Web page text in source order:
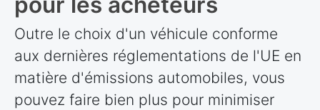
Outre le choix d'un véhicule conforme
aux dernières réglementations de l'UE en
matière d'émissions automobiles, vous
pouvez faire bien plus pour minimiser